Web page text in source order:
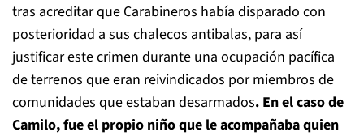
tras acreditar que Carabineros había disparado con
posterioridad a sus chalecos antibalas, para así
justificar este crimen durante una ocupación pacífica
de terrenos que eran reivindicados por miembros de
comunidades que estaban desarmados. En el caso de
Camilo, fue el propio niño que le acompañaba quien